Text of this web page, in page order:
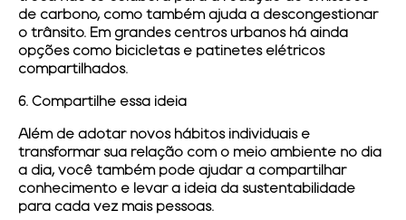
de carbono, como também ajuda a descongestionar
o trânsito. Em grandes centros urbanos há ainda
opções como bicicletas e patinetes elétricos
compartilhados.
6. Compartilhe essa ideia
Além de adotar novos hábitos individuais e
transformar sua relação com o meio ambiente no dia
a dia, você também pode ajudar a compartilhar
conhecimento e levar a ideia da sustentabilidade
para cada vez mais pessoas.